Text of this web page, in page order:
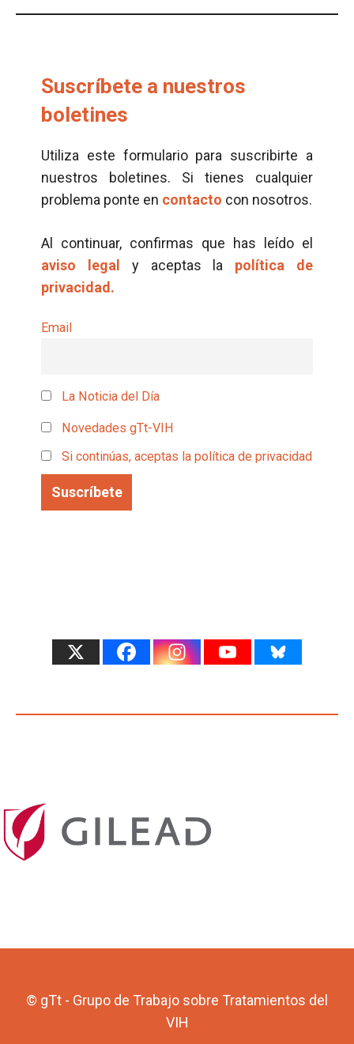
Suscríbete a nuestros
boletines
Utiliza este formulario para suscribirte a
nuestros boletines. Si tienes cualquier
problema ponte en contacto con nosotros.
Al continuar, confirmas que has leído el
aviso legal
y aceptas la política de
privacidad.
Email
La Noticia del Día
Novedades gTt-VIH
Si continúas, aceptas la política de privacidad
© gTt - Grupo de Trabajo sobre Tratamientos del
VIH